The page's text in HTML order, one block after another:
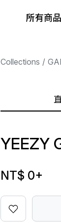
所有商品
Collections
YEEZY
NT$ 0+